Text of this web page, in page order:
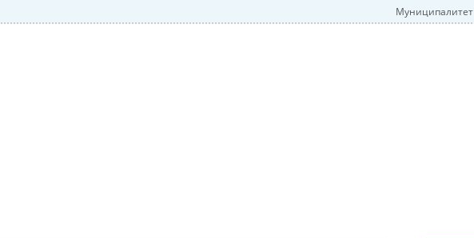
Муниципалитет